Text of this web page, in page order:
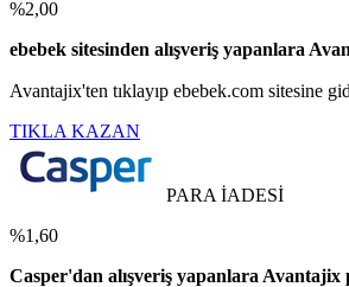
%2,00
ebebek sitesinden alışveriş yapanlara
Avantajix'ten tıklayıp ebebek.com sitesine
TIKLA KAZAN
PARA İADESİ
%1,60
Casper'dan alışveriş yapanlara